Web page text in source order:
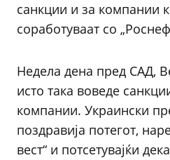
санкции и за компании
соработуваат со
Недела дена пред САД,
исто така воведе
компании. Украински
поздравија потегот,
вест“ и потсетувајќи